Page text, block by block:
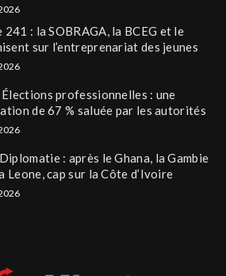
241 : la SOBRAGA, la BCEG et le
sur l’entreprenariat des jeunes
professionnelles : une
de 67 % saluée par les autorités
: après le Ghana, la Gambie
Leone, cap sur la Côte d’Ivoire